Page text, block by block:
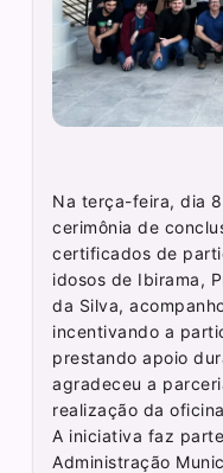
Na terça-feira, dia
cerimônia de
certificados de
idosos de Ibirama,
da Silva,
incentivando a
prestando apoio
agradeceu a
realização da
A iniciativa faz
Administração